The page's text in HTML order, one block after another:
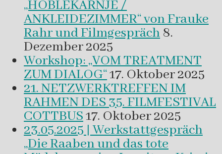
„HOBLEKAŔNJE /
ANKLEIDEZIMMER“ von Frauke
Rahr und Filmgespräch 8.
Dezember 2025
Workshop: „VOM TREATMENT
ZUM DIALOG“17. Oktober 2025
21. NETZWERKTREFFEN IM
RAHMEN DES 35. FILMFESTIVAL
COTTBUS17. Oktober 2025
23.05.2025 | Werkstattgespräch
„Die Raaben und das tote